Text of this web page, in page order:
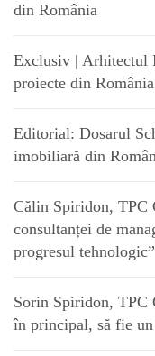
din România
Exclusiv |
proiecte din
Editorial: Dosarul
imobiliară din
Călin Spiridon, TPC
consultanței de
progresul tehnologic”
Sorin Spiridon, TPC
în principal, să fie